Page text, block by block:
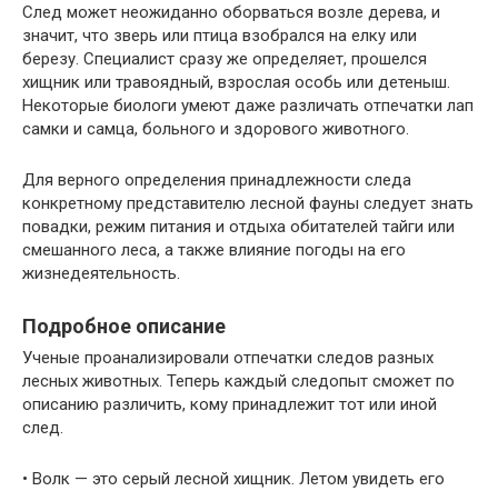
След может неожиданно оборваться возле дерева, и
значит, что зверь или птица взобрался на елку или
березу. Специалист сразу же определяет, прошелся
хищник или травоядный, взрослая особь или детеныш.
Некоторые биологи умеют даже различать отпечатки лап
самки и самца, больного и здорового животного.
Для верного определения принадлежности следа
конкретному представителю лесной фауны следует знать
повадки, режим питания и отдыха обитателей тайги или
смешанного леса, а также влияние погоды на его
жизнедеятельность.
Подробное описание
Ученые проанализировали отпечатки следов разных
лесных животных. Теперь каждый следопыт сможет по
описанию различить, кому принадлежит тот или иной
след.
• Волк — это серый лесной хищник. Летом увидеть его